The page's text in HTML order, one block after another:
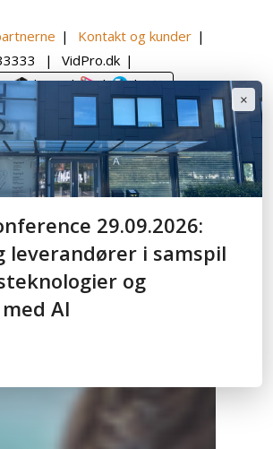
Kontakt og kunder
VidPro.dk
| | | |
English
blog
×
29.09.2026:
leverandører i samspil
og
AI